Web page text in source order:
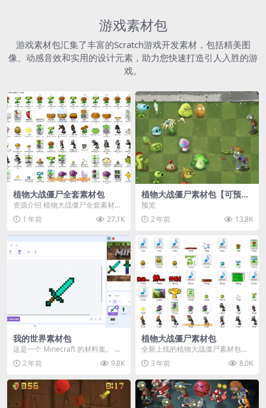
游戏素材包
游戏素材包汇集了丰富的Scratch游戏开发素材，包括精美图
像、动感音效和实用的设计元素，助力您快速打造引人入胜的游
戏。
植物大战僵尸全套素材包
资源介绍 植物大战僵尸全套素材
包，包含227个丰富多样的素材，
涵盖角色、背景、动...
1 年前 27.1K
植物大战僵尸素材包【可预
览】
预览
2 年前
13.8K
我的世界素材包
这是一个 Minecraft 的材料集。 操
作方法如下： 工具 → 右箭头 怪物...
2 年前 9.8K
植物大战僵尸素材包
全新上线的植物大战僵尸素材包，
内含48个精选资源，涵盖角色、场
景、音效等多样内容...
3 年前 8.0K